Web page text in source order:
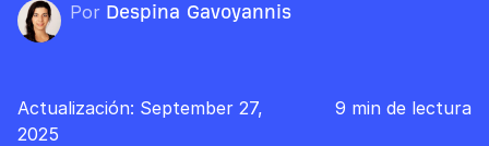
Por Despina Gavoyannis
Actualización: September 27,
2025
9 min de lectura